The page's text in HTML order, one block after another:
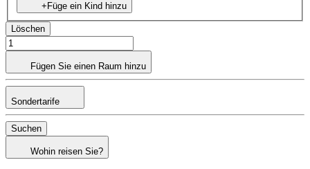
+Füge ein Kind hinzu
Löschen
Fügen Sie einen Raum hinzu
Sondertarife
Suchen
Wohin reisen Sie?